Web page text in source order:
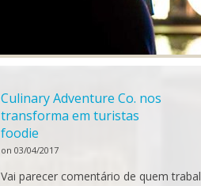
Culinary Adventure Co. nos
transforma em turistas
foodie
on03/04/2017
Vai parecer comentário de quem